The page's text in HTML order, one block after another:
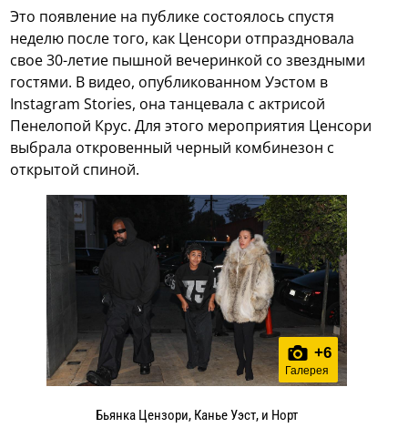
Это появление на публике состоялось спустя
неделю после того, как Ценсори отпраздновала
свое 30-летие пышной вечеринкой со звездными
гостями. В видео, опубликованном Уэстом в
Instagram Stories, она танцевала с актрисой
Пенелопой Крус. Для этого мероприятия Ценсори
выбрала откровенный черный комбинезон с
открытой спиной.
+6
Галерея
Бьянка Цензори, Канье Уэст, и Норт